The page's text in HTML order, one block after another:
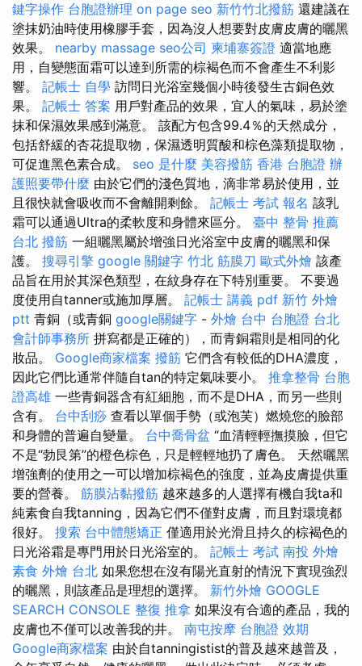
鍵字操作 台胞證辦理 on page seo 新竹竹北撥筋 還建議在
塗抹奶油時使用橡膠手套，因為沒人想要對皮膚皮膚的曬黑
效果。 nearby massage seo公司 柬埔寨簽證 適當地應
用，自變態面霜可以達到所需的棕褐色而不會產生不利影
響。 記帳士 自學 訪問日光浴室幾個小時後發生古銅色效
果。 記帳士 答案 用戶對產品的效果，宜人的氣味，易於塗
抹和保濕效果感到滿意。 該配方包含99.4％的天然成分，
包括舒緩的杏花提取物，保濕透明質酸和棕色藻類提取物，
可促進黑色素合成。 seo 是什麼 美容撥筋 香港 台胞證 辦
護照要帶什麼 由於它們的淺色質地，滴非常易於使用，並
且很快就會吸收而不會離開剩餘。 記帳士 考試 報名 該乳
霜可以通過Ultra的柔軟度和身體來區分。 臺中 整骨 推薦
台北 撥筋 一組曬黑屬於增強日光浴室中皮膚的曬黑和保
護。 搜尋引擎 google 關鍵字 竹北 筋膜刀 歐式外燴 該產
品旨在用於其深色類型，在紋身存在下特別重要。 不要過
度使用自tanner或施加厚層。 記帳士 講義 pdf 新竹 外燴
ptt 青銅（或青銅 google關鍵字 - 外燴 台中 台胞證 台北
會計師事務所 拼寫都是正確的），而青銅霜則是相同的化
妝品。 Google商家檔案 撥筋 它們含有較低的DHA濃度，
因此它們比通常伴隨自tan的特定氣味要小。 推拿整骨 台胞
證高雄 一些青銅器含有紅細胞，而不是DHA，而另一些則
含有。 台中刮痧 查看以單個手勢（或泡芙）燃燒您的臉部
和身體的普遍自變量。 台中喬骨盆 “血清輕輕撫摸臉，但它
不是“勃艮第”的橙色棕色，只是輕輕地扔了膚色。 天然曬黑
增強劑的使用之一可以增加棕褐色的強度，並為皮膚提供重
要的營養。 筋膜沾黏撥筋 越來越多的人選擇有機自我ta和
純素食自我tanning，因為它們不僅對皮膚，而且對環境都
很好。 搜索 台中體態矯正 僅適用於光滑且持久的棕褐色的
日光浴霜是專門用於日光浴室的。 記帳士 考試 南投 外燴
素食 外燴 台北 如果您想在沒有陽光直射的情況下實現強烈
的曬黑，則該產品是理想的選擇。 新竹外燴 GOOGLE
SEARCH CONSOLE 整復 推拿 如果沒有合適的產品，我的
皮膚也不僅可以改善我的井。 南屯按摩 台胞證 效期
Google商家檔案 由於自tanningistist的普及越來越普及，